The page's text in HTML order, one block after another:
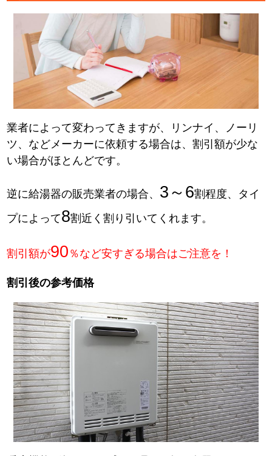
業者によって変わってきますが、リンナイ、ノーリ
ツ、などメーカーに依頼する場合は、割引額が少な
い場合がほとんどです。
逆に給湯器の販売業者の場合、 3～6割程度、タイ
プによって8割近く割り引いてくれます。
割引額が90 ％など安すぎる場合はご注意を！
割引後の参考価格